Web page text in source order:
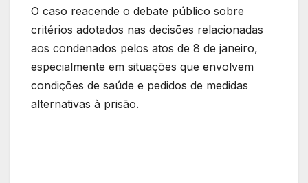
O caso reacende o debate público sobre
critérios adotados nas decisões relacionadas
aos condenados pelos atos de 8 de janeiro,
especialmente em situações que envolvem
condições de saúde e pedidos de medidas
alternativas à prisão.